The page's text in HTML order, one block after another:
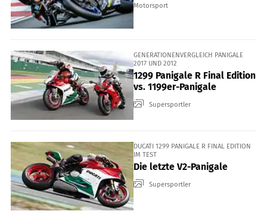
Motorsport
GENERATIONENVERGLEICH PANIGALE
2017 UND 2012
1299 Pani­gale R Final Edition
vs. 1199er-Panigale
Supersportler
DUCATI 1299 PANIGALE R FINAL EDITION
IM TEST
Die letzte V2-Panigale
Supersportler